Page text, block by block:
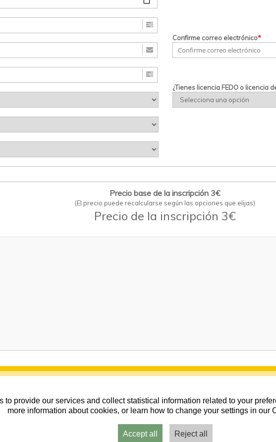
Confirme correo electrónico*
¿Tienes licencia FEDO o licencia
Precio base de la inscripción 3€
(El precio puede recalcularse según las opciones que elijas)
Precio de la inscripción 3€
to provide our services and collect statistical information related to your
more information about cookies, or learn how to change your settings in our
Accept all Reject all